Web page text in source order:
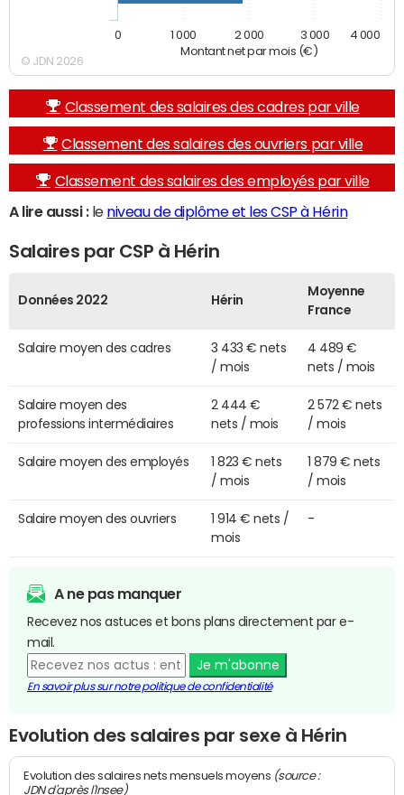
Montant net par mois (€)
0 1 000 2 000 3 000 4 000
© JDN 2026
Classement des salaires des cadres par ville
Classement des salaires des ouvriers par ville
Classement des salaires des employés par ville
A lire aussi :le niveau de diplôme et les CSP à Hérin
Salaires par CSP à Hérin
Données 2022 Hérin
Moyenne
France
Salaire moyen des cadres
3 433 € nets
/ mois
4 489 €
nets / mois
Salaire moyen des
professions intermédiaires
2 444 €
nets / mois
2 572 € nets
/ mois
Salaire moyen des employés
1 823 € nets
/ mois
1 879 € nets
/ mois
Salaire moyen des ouvriers
1 914 € nets /
mois
-
A ne pas manquer
Recevez nos astuces et bons plans directement par e-
mail.
Je m'abonne
En savoir plus sur notre politique de confidentialité
Evolution des salaires par sexe à Hérin
Evolution des salaires nets mensuels moyens (source :
JDN d'après l'Insee)